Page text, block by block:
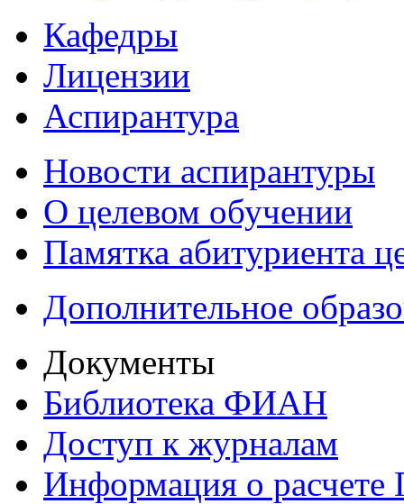
Кафедры
Лицензии
Аспирантура
Новости аспирантуры
О целевом обучении
Памятка абитуриента
Дополнительное
Документы
Библиотека ФИАН
Доступ к журналам
Информация о